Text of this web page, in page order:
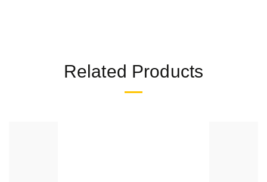
Related Products